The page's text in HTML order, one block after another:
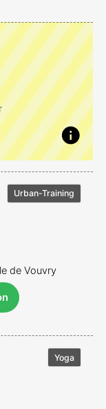
Urban-Training
de Vouvry
Yoga